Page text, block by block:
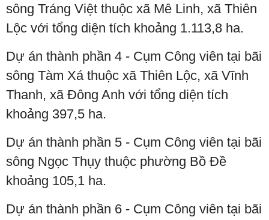
sông Tráng Việt thuộc xã Mê Linh, xã Thiên
Lộc với tổng diện tích khoảng 1.113,8 ha.
Dự án thành phần 4 - Cụm Công viên tại bãi
sông Tàm Xá thuộc xã Thiên Lộc, xã Vĩnh
Thanh, xã Đông Anh với tổng diện tích
khoảng 397,5 ha.
Dự án thành phần 5 - Cụm Công viên tại bãi
sông Ngọc Thụy thuộc phường Bồ Đề
khoảng 105,1 ha.
Dự án thành phần 6 - Cụm Công viên tại bãi